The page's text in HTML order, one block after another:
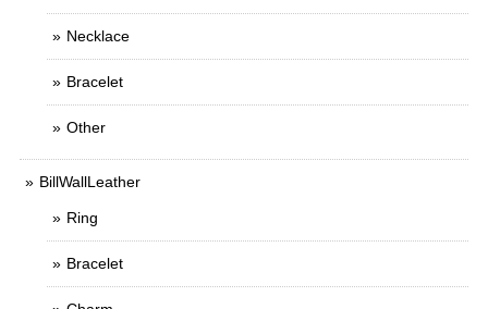
Necklace
Bracelet
Other
BillWallLeather
Ring
Bracelet